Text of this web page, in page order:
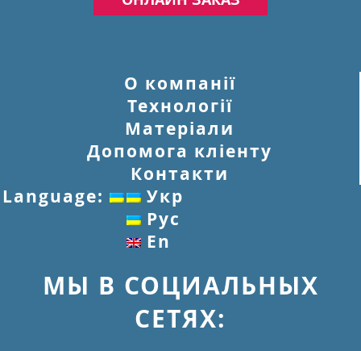
О компанії
Технології
Матеріали
Допомога кліенту
Контакти
Language:
Укр
Рус
En
МЫ В СОЦИАЛЬНЫХ
СЕТЯХ: